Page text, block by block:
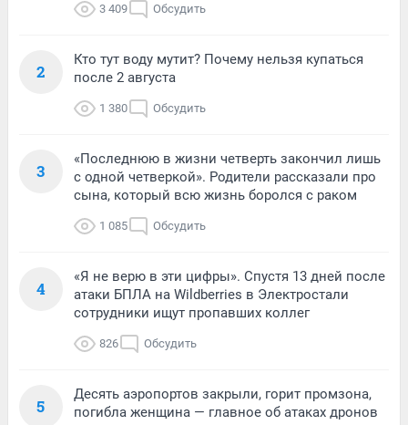
3 409 Обсудить
2
Кто тут воду мутит? Почему нельзя купаться
после 2 августа
1 380 Обсудить
3
«Последнюю в жизни четверть закончил лишь
с одной четверкой». Родители рассказали про
сына, который всю жизнь боролся с раком
1 085 Обсудить
4
«Я не верю в эти цифры». Спустя 13 дней после
атаки БПЛА на Wildberries в Электростали
сотрудники ищут пропавших коллег
826 Обсудить
5
Десять аэропортов закрыли, горит промзона,
погибла женщина — главное об атаках дронов